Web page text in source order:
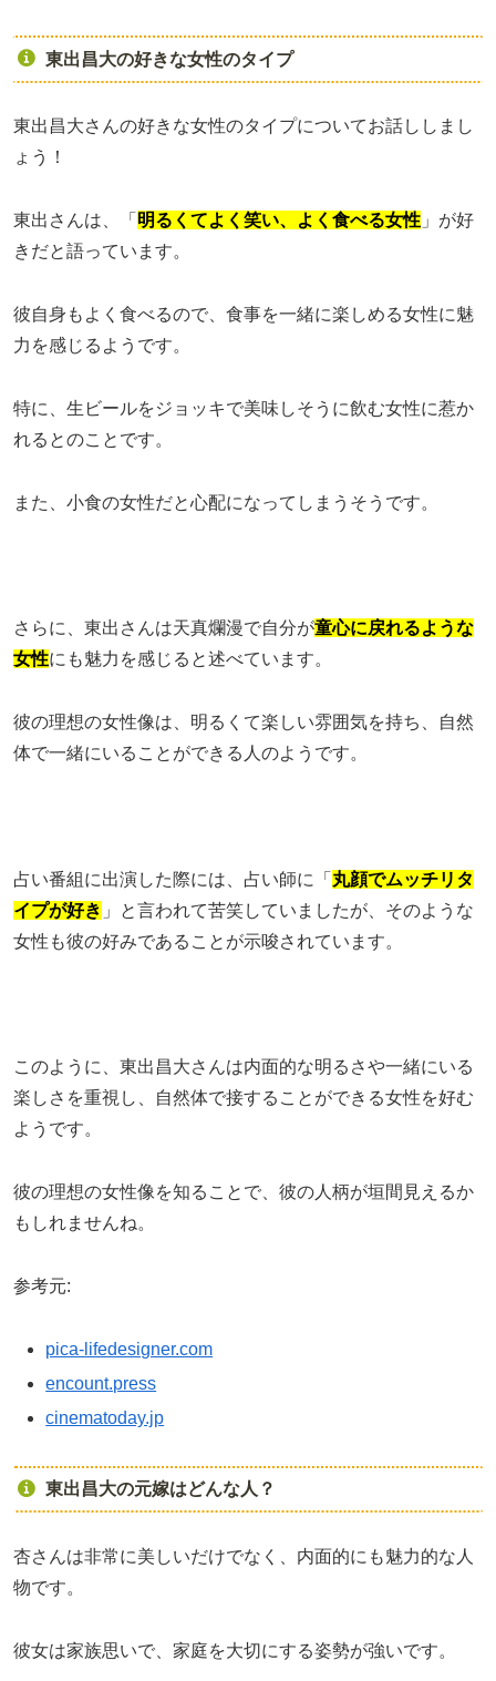
東出昌大の好きな女性のタイプ
東出昌大さんの好きな女性のタイプについてお話ししまし
ょう！
東出さんは、「 明るくてよく笑い、よく食べる女性 」が好
きだと語っています。
彼自身もよく食べるので、食事を一緒に楽しめる女性に魅
力を感じるようです。
特に、生ビールをジョッキで美味しそうに飲む女性に惹か
れるとのことです。
また、小食の女性だと心配になってしまうそうです。
さらに、東出さんは天真爛漫で自分が童心に戻れるような
女性にも魅力を感じると述べています。
彼の理想の女性像は、明るくて楽しい雰囲気を持ち、自然
体で一緒にいることができる人のようです。
占い番組に出演した際には、占い師に「 丸顔でムッチリタ
イプが好き 」と言われて苦笑していましたが、そのような
女性も彼の好みであることが示唆されています。
このように、東出昌大さんは内面的な明るさや一緒にいる
楽しさを重視し、自然体で接することができる女性を好む
ようです。
彼の理想の女性像を知ることで、彼の人柄が垣間見えるか
もしれませんね。
参考元:
pica-lifedesigner.com
encount.press
cinematoday.jp
東出昌大の元嫁はどんな人？
杏さんは非常に美しいだけでなく、内面的にも魅力的な人
物です。
彼女は家族思いで、家庭を大切にする姿勢が強いです。